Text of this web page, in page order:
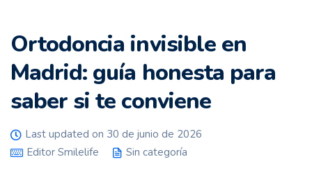
Ortodoncia invisible en
Madrid: guía honesta para
saber si te conviene
Last updated on 30 de junio de 2026
Editor Smilelife
Sin categoría